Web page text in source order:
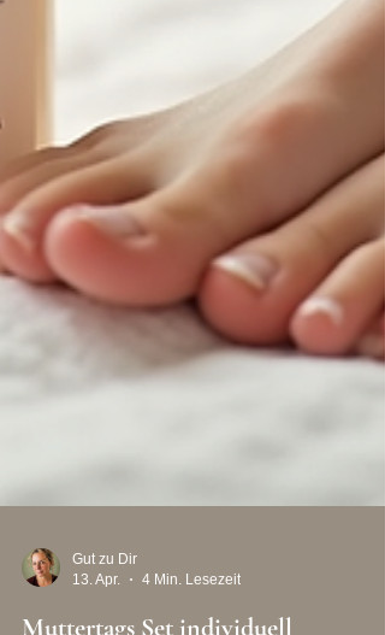
13. Apr.
4 Min. Lesezeit